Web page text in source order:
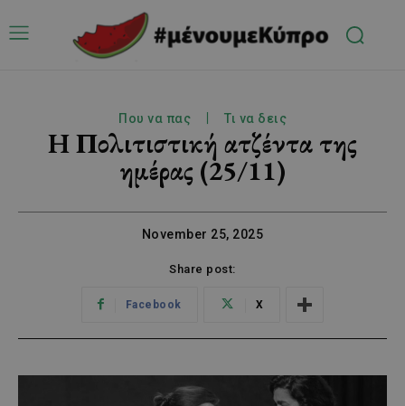
Που να πας Τι να δεις
H Πολιτιστική ατζέντα της
ημέρας (25/11)
November 25, 2025
Share post:
Facebook X